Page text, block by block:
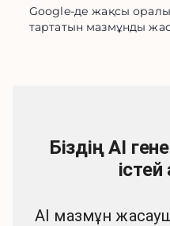
Google-де жақсы
тартатын мазмұнды
Біздің AI
AI мазмұн